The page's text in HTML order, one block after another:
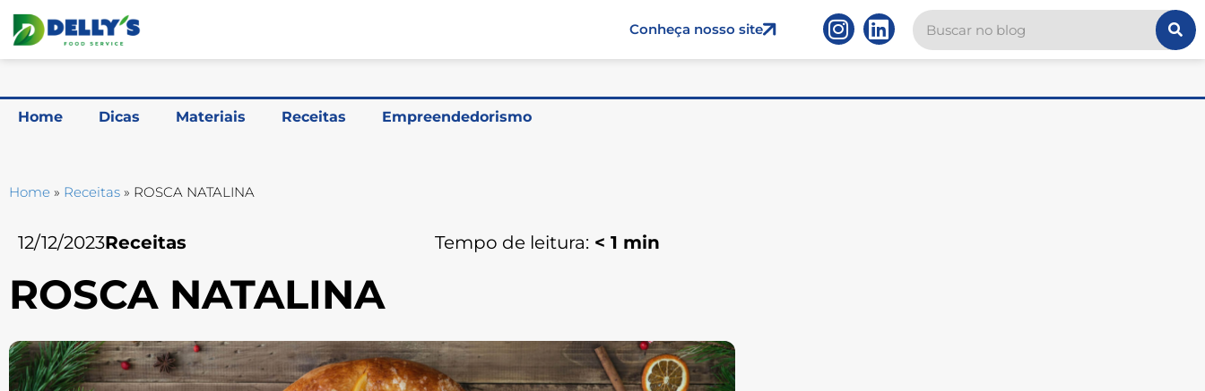
Conheça nosso site
Home Dicas Materiais Receitas Empreendedorismo
Home » Receitas » ROSCA NATALINA
12/12/2023Receitas Tempo de leitura: < 1 min
ROSCA NATALINA